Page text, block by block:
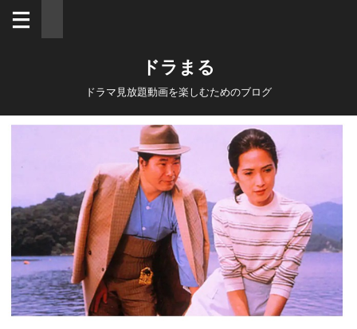
ドラまる
ドラマ見放題動画を楽しむためのブログ